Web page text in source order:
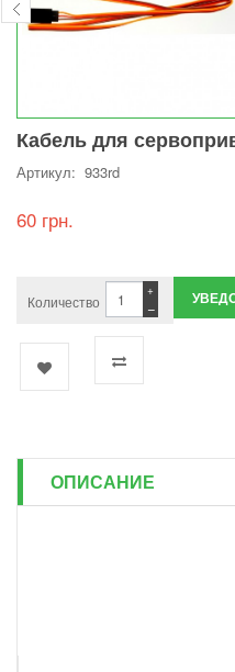
Кабель для
Артикул: 933rd
60 грн.
Количество −
+
ОПИСАНИЕ